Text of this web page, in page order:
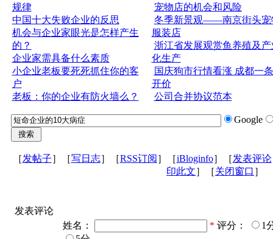
规律
中国十大失败企业的反思
机会与企业家眼光是怎样产生
的？
企业家需具备什么素质
小企业老板要死死抓住你的客
户
老板：你的企业有防火墙么？
宠物店的机会和风险
冬季新景观——南京街头宠
服装店
浙江省发展观赏鱼养殖及产
化生产
国庆狗市行情看涨 成都一
开价
公司合并协议范本
Google
［发帖子］［写日志］［RSS订阅 ］［iBloginfo］［发表评论
印此文］［关闭窗口 ］
发表评论
姓名：
* 评分：
1